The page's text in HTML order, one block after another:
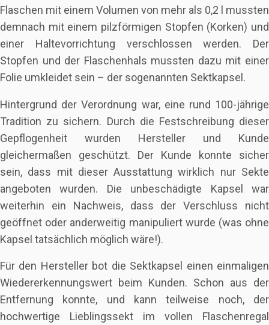
Flaschen mit einem Volumen von mehr als 0,2 l mussten
demnach mit einem pilzförmigen Stopfen (Korken) und
einer Haltevorrichtung verschlossen werden. Der
Stopfen und der Flaschenhals mussten dazu mit einer
Folie umkleidet sein – der sogenannten Sektkapsel.
Hintergrund der Verordnung war, eine rund 100-jährige
Tradition zu sichern. Durch die Festschreibung dieser
Gepflogenheit wurden Hersteller und Kunde
gleichermaßen geschützt. Der Kunde konnte sicher
sein, dass mit dieser Ausstattung wirklich nur Sekte
angeboten wurden. Die unbeschädigte Kapsel war
weiterhin ein Nachweis, dass der Verschluss nicht
geöffnet oder anderweitig manipuliert wurde (was ohne
Kapsel tatsächlich möglich wäre!).
Für den Hersteller bot die Sektkapsel einen einmaligen
Wiedererkennungswert beim Kunden. Schon aus der
Entfernung konnte, und kann teilweise noch, der
hochwertige Lieblingssekt im vollen Flaschenregal